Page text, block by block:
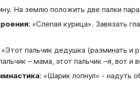
На землю положить две палки
: «Слепая курица». Завязать
«Этот пальчик дедушка (разминать и
– мама, этот пальчик –я, вот и
: «Шарик лопнул» - надуть